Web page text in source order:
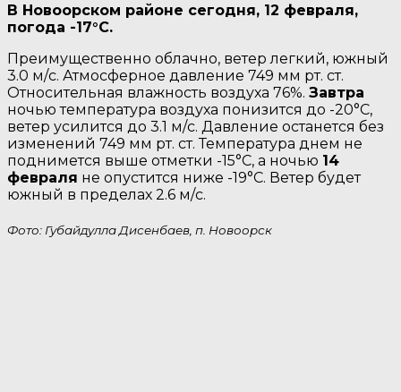
В Новоорском районе сегодня, 12 февраля,
погода -17°C.
Преимущественно облачно, ветер легкий, южный
3.0 м/с. Атмосферное давление 749 мм рт. ст.
Относительная влажность воздуха 76%. Завтра
ночью температура воздуха понизится до -20°C,
ветер усилится до 3.1 м/с. Давление останется без
изменений 749 мм рт. ст. Температура днем не
поднимется выше отметки -15°C, a ночью 14
февраля не опустится ниже -19°C. Ветер будет
южный в пределах 2.6 м/с.
Фото: Губайдулла Дисенбаев, п. Новоорск